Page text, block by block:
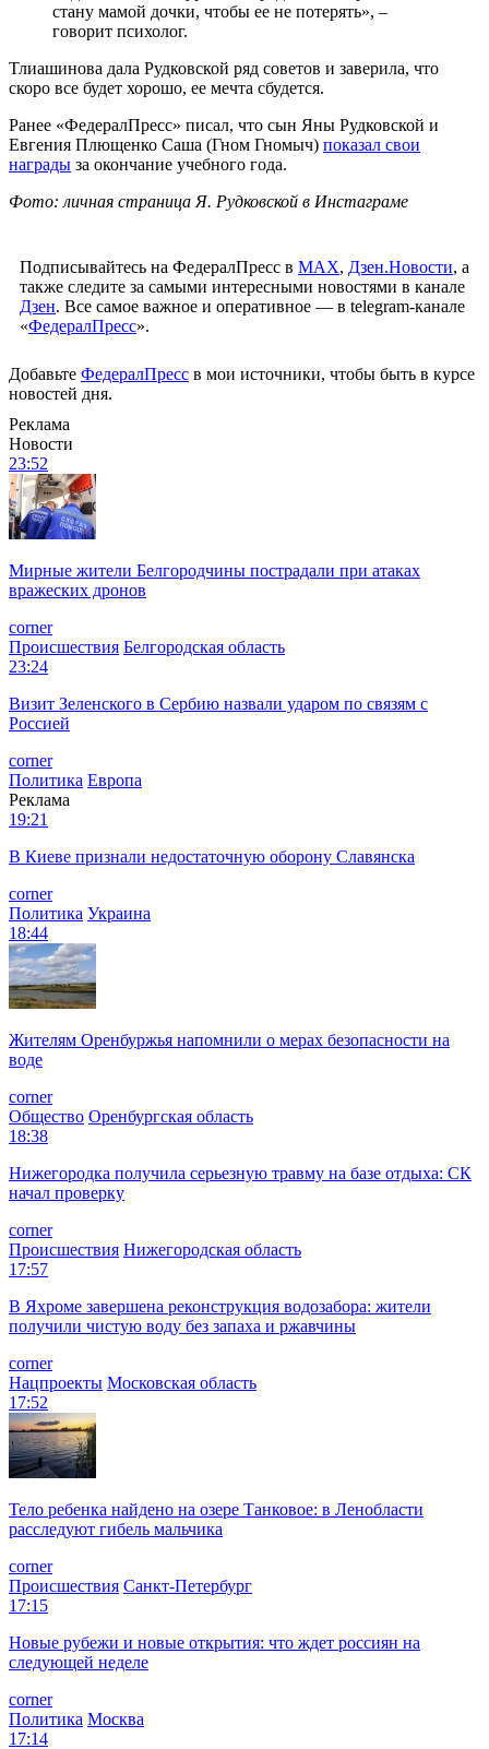
стану мамой дочки, чтобы ее не потерять», –
говорит психолог.
Тлиашинова дала Рудковской ряд советов и заверила, что
скоро все будет хорошо, ее мечта сбудется.
Ранее «ФедералПресс» писал, что сын Яны Рудковской и
Евгения Плющенко Саша (Гном Гномыч) показал свои
награды за окончание учебного года.
Фото: личная страница Я. Рудковской в Инстаграме
Подписывайтесь на ФедералПресс в МАХ, Дзен.Новости, а
также следите за самыми интересными новостями в канале
Дзен. Все самое важное и оперативное — в telegram-канале
«ФедералПресс».
Добавьте ФедералПресс в мои источники, чтобы быть в курсе
новостей дня.
Реклама
Новости
23:52
Мирные жители Белгородчины пострадали при атаках
вражеских дронов
corner
Происшествия Белгородская область
23:24
Визит Зеленского в Сербию назвали ударом по связям с
Россией
corner
Политика Европа
Реклама
19:21
В Киеве признали недостаточную оборону Славянска
corner
Политика Украина
18:44
Жителям Оренбуржья напомнили о мерах безопасности на
воде
corner
Общество Оренбургская область
18:38
Нижегородка получила серьезную травму на базе отдыха: СК
начал проверку
corner
Происшествия Нижегородская область
17:57
В Яхроме завершена реконструкция водозабора: жители
получили чистую воду без запаха и ржавчины
corner
Нацпроекты Московская область
17:52
Тело ребенка найдено на озере Танковое: в Ленобласти
расследуют гибель мальчика
corner
Происшествия Санкт-Петербург
17:15
Новые рубежи и новые открытия: что ждет россиян на
следующей неделе
corner
Политика Москва
17:14